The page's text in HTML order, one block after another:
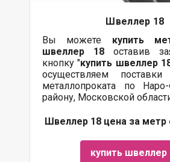
Швеллер 18
Вы можете купить
швеллер 18 оставив
кнопку "купить швеллер
осуществляем
металлопроката по
району, Московской
Швеллер 18 цена за метр
купить швеллер